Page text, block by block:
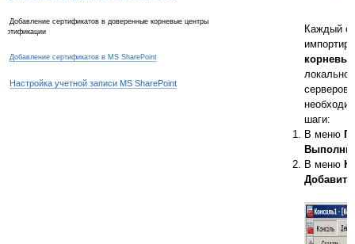
Добавление сертификатов в доверенные корневые центры
Добавление сертификатов в MS SharePoint
Настройка учетной записи MS SharePoint
Каждый
серверов
шаги:
В меню
В меню
Добавить